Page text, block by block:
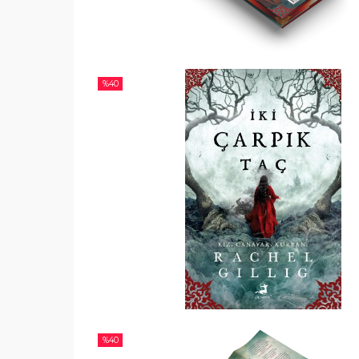
%40
%40